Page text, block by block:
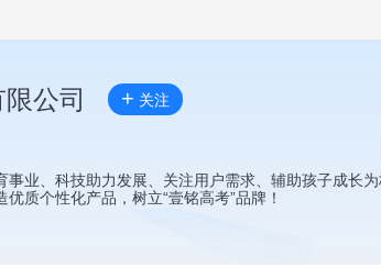
公司 + 关注
业、科技助力发展、关注用户需求、辅助孩子成长
质个性化产品，树立“壹铭高考”品牌！